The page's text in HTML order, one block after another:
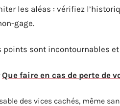
les aléas : vérifiez
gage.
points sont incontournables
Que faire en cas de perte de
des vices cachés, même